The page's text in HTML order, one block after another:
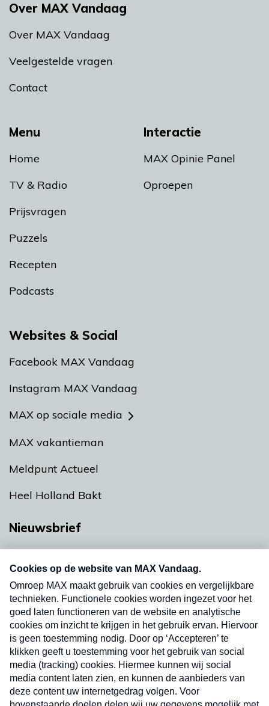
Menu
Home
TV & Radio
Prijsvragen
Puzzels
Recepten
Podcasts
Interactie
MAX Opinie Panel
Oproepen
Over MAX Vandaag
Over MAX Vandaag
Veelgestelde vragen
Contact
Websites & Social
Facebook MAX Vandaag
Instagram MAX Vandaag
MAX op sociale media
MAX vakantieman
Meldpunt Actueel
Heel Holland Bakt
Nieuwsbrief
nieuwsbrief. Elke vrijdag- en dinsdagochtend in
uw mailbox.
Verzend